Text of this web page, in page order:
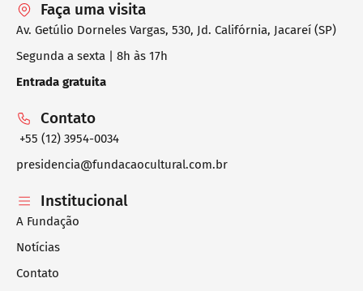
Faça uma visita
Av. Getúlio Dorneles Vargas, 530, Jd. Califórnia, Jacareí (SP)
Segunda a sexta | 8h às 17h
Entrada gratuita
Contato
+55 (12) 3954-0034
presidencia@fundacaocultural.com.br
Institucional
A Fundação
Notícias
Contato